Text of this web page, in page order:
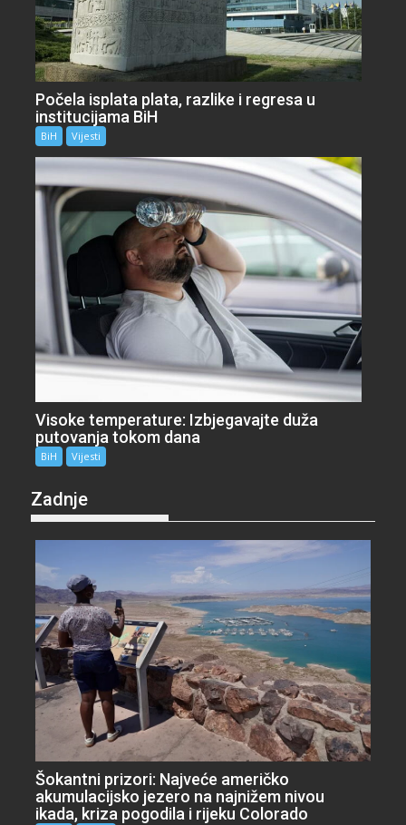
Počela isplata plata, razlike i regresa u
institucijama BiH
BiH Vijesti
Visoke temperature: Izbjegavajte duža
putovanja tokom dana
BiH Vijesti
Zadnje
Šokantni prizori: Najveće američko
akumulacijsko jezero na najnižem nivou
ikada, kriza pogodila i rijeku Colorado